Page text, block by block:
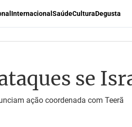
Internacional SaúdeCulturaDegusta
se
ação coordenada com Teerã